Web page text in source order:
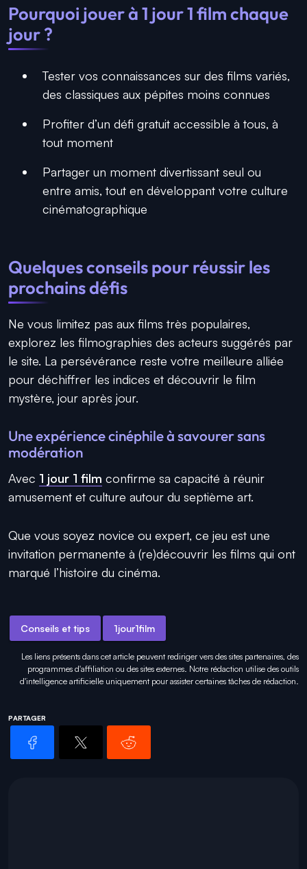
Pourquoi jouer à 1 jour 1 film chaque
jour ?
Tester vos connaissances sur des films variés,
des classiques aux pépites moins connues
Profiter d’un défi gratuit accessible à tous, à
tout moment
Partager un moment divertissant seul ou
entre amis, tout en développant votre culture
cinématographique
Quelques conseils pour réussir les
prochains défis
Ne vous limitez pas aux films très populaires,
explorez les filmographies des acteurs suggérés par
le site. La persévérance reste votre meilleure alliée
pour déchiffrer les indices et découvrir le film
mystère, jour après jour.
Une expérience cinéphile à savourer sans
modération
Avec 1 jour 1 film confirme sa capacité à réunir
amusement et culture autour du septième art.
Que vous soyez novice ou expert, ce jeu est une
invitation permanente à (re)découvrir les films qui ont
marqué l’histoire du cinéma.
Conseils et tips 1jour1film
Les liens présents dans cet article peuvent rediriger vers des sites partenaires, des
programmes d'affiliation ou des sites externes. Notre rédaction utilise des outils
d'intelligence artificielle uniquement pourassister certaines tâches de rédaction.
PARTAGER